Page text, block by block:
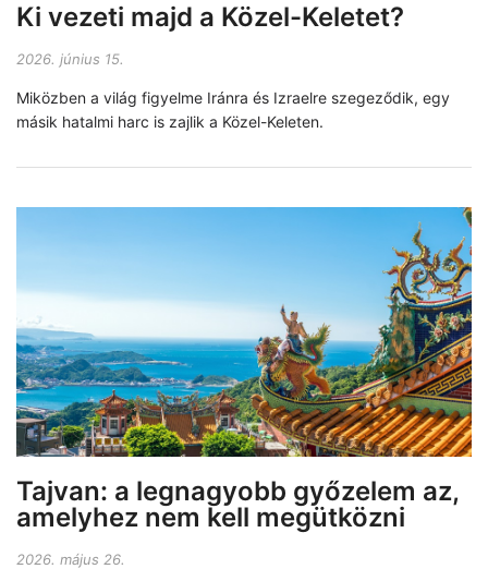
Ki vezeti majd a Közel-Keletet?
2026. június 15.
Miközben a világ figyelme Iránra és Izraelre szegeződik, egy
másik hatalmi harc is zajlik a Közel-Keleten.
Tajvan: a legnagyobb győzelem az,
amelyhez nem kell megütközni
2026. május 26.